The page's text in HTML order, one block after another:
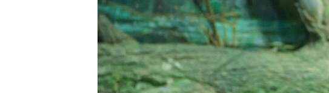
КРЫМ.НЕПОКОРЕННЫЙ
УКРАИНСКАЯ ПРОБЛЕМА КРЫМА